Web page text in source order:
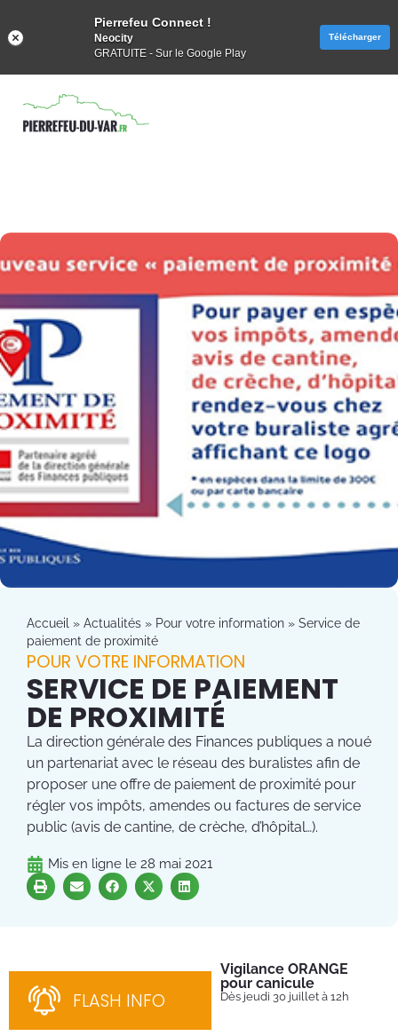
Accueil » Actualités » Pour votre information » Service de
paiement de proximité
POUR VOTRE INFORMATION
SERVICE DE PAIEMENT
DE PROXIMITÉ
La direction générale des Finances publiques a noué
un partenariat avec le réseau des buralistes afin de
proposer une offre de paiement de proximité pour
régler vos impôts, amendes ou factures de service
public (avis de cantine, de crèche, d’hôpital…).
Mis en ligne le 28 mai 2021
FLASH INFO
Vigilance ORANGE
pour canicule
Dès jeudi 30 juillet à 12h
Pierrefeu Connect !
Neocity
GRATUITE - Sur le Google Play
Télécharger